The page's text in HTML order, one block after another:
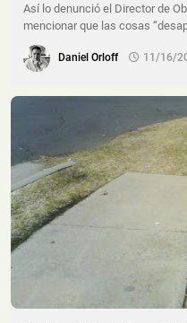
Así lo denunció el Director de
mencionar que las cosas
Daniel Orloff 11/16/